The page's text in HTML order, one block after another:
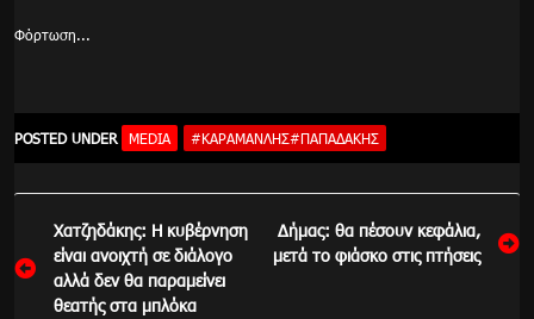
Φόρτωση...
POSTED UNDER MEDIA #ΚΑΡΑΜΑΝΛΉΣ#ΠΑΠΑΔΆΚΗΣ
Πλοήγηση
άρθρων
Χατζηδάκης: Η κυβέρνηση
είναι ανοιχτή σε διάλογο
αλλά δεν θα παραμείνει
θεατής στα μπλόκα
Δήμας: θα πέσουν κεφάλια,
μετά το φιάσκο στις πτήσεις